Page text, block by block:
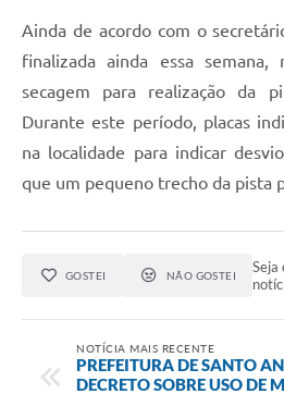
Ainda de acordo com o
finalizada ainda essa
secagem para realização da
Durante este período, placas
na localidade para indicar
que um pequeno trecho da pista
GOSTEI NÃO GOSTEI
Seja
NOTÍCIA MAIS RECENTE
PREFEITURA DE SANTO
DECRETO SOBRE USO DE